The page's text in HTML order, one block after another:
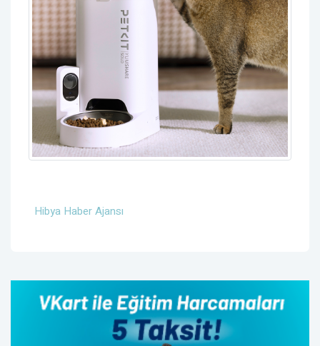
Hibya Haber Ajansı